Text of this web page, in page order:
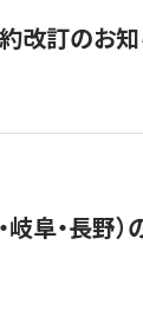
約改訂のお
阜・長野